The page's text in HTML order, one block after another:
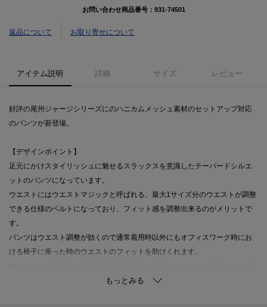
お問い合わせ商品番号： 931-74501
返品について お取り寄せについて
アイテム説明 詳細 サイズ レビュー
好評の尾州ジャージシリーズにのハニカムメッシュ素材のセットアップ対応
のパンツが新登場。
【デザインポイント】
足元にかけスタイリッシュに魅せるスラックスを意識したテーパードシルエ
ットのパンツになっています。
ウエストにはウエストマジックと呼ばれる、最大1サイズ分のウエストが調整
できる仕様のベルトになっており、フィット感を調整出来るのがメリットで
す。
パンツはウエスト調整が効くので通常着用時以外にもオフィスワーク時にお
ける椅子に座った時のウエストのフィットを助けくれます。
され、シャツインした時のパンツのずり落ちやシャツの飛び出しを予防・軽